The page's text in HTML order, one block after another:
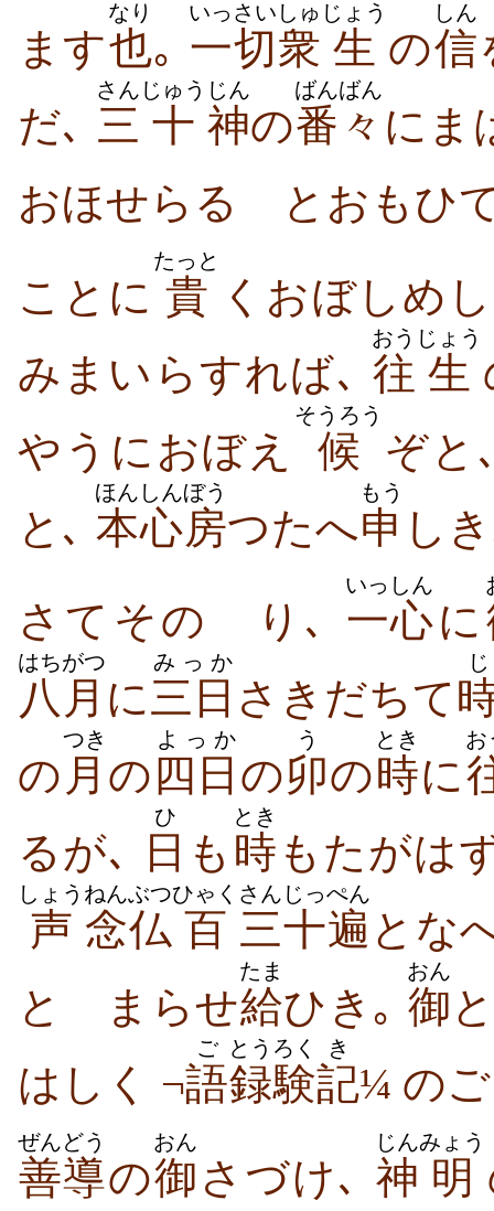
ます也
なり
｡ 一切
いっさい
衆
しゅ
生
じょう
の信
しん
だ､ 三
さん
十
じゅう
神
じん
の番々
ばんばん
にま
おほせらるゝとおもひ
ことに 貴
たっと
くおぼしめ
みまいらすれば､ 往
おう
生
じょう
やうにおぼえ
候
そうろう
ぞと
と､ 本心
ほんしん
房
ぼう
つたへ申
もう
し
さてそのゝり､ 一心
いっしん
に
八月
はちがつ
に三日
みっか
さきだちて
じ
の 月
つき
の 四日
よっか
の卯
う
の時
とき
に
お
るが､ 日
ひ
も 時
とき
もたがは
声
しょう
念仏
ねんぶつ
百
ひゃく
三十
さんじっ
遍
ぺん
とな
とゞまらせ給
たま
ひき｡ 御
おん
はしく ¬語
ご
録験
とうろく
記
き
¼ の
善導
ぜんどう
の御
おん
さづけ､ 神
じん
明
みょう